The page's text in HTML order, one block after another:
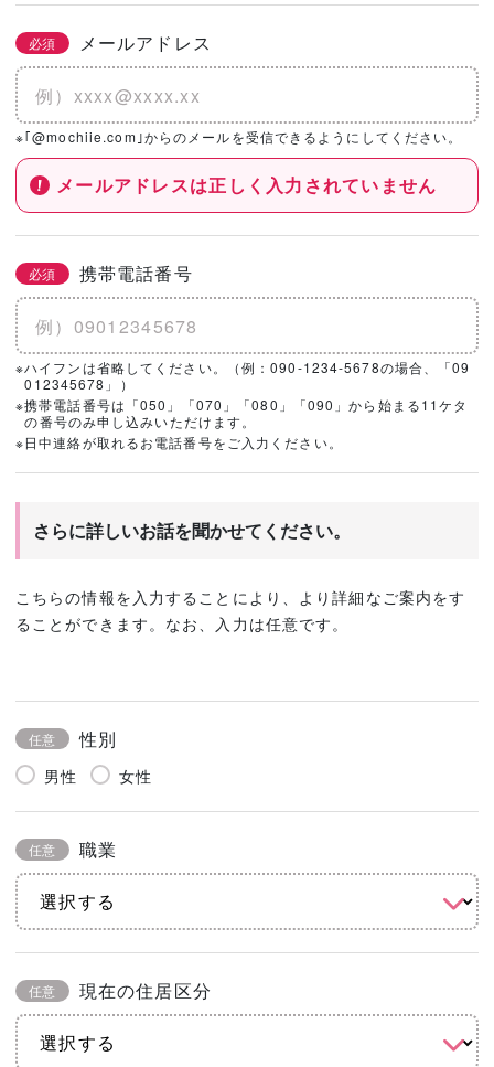
必須 メールアドレス
※｢@mochiie.com｣からのメールを受信できるようにしてください。
メールアドレスは正しく入力されていません
必須 携帯電話番号
※ハイフンは省略してください。（例：090-1234-5678の場合、「09
012345678」）
※携帯電話番号は「050」「070」「080」「090」から始まる11ケタ
の番号のみ申し込みいただけます。
※日中連絡が取れるお電話番号をご入力ください。
さらに詳しいお話を聞かせてください。
こちらの情報を入力することにより、より詳細なご案内をす
ることができます。なお、入力は任意です。
任意 性別
男性 女性
任意 職業
任意 現在の住居区分